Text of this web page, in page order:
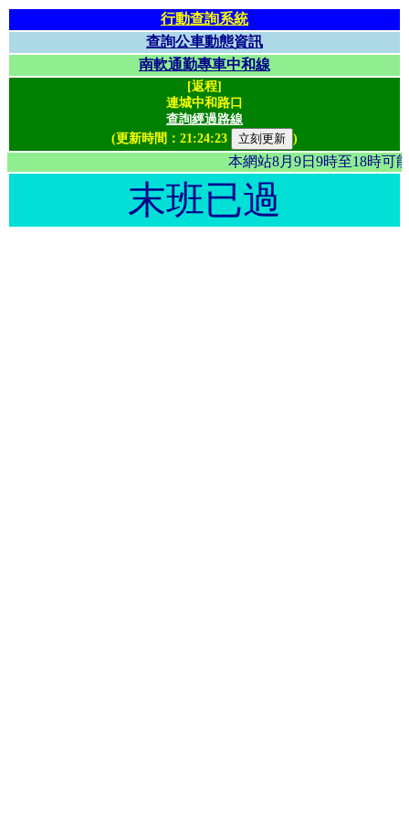
行動查詢系統
查詢公車動態資訊
南軟通勤專車中和線
[返程]
連城中和路口
查詢經過路線
(更新時間： 21:24:23 )
本網站8月9日9時至18
末班已過